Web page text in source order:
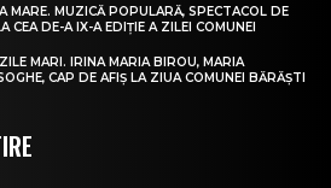
MARE. MUZICĂ POPULARĂ, SPECTACOL DE
CEA DE-A IX-A EDIȚIE A ZILEI COMUNEI
MARI. IRINA MARIA BIROU, MARIA
CAP DE AFIȘ LA ZIUA COMUNEI BĂRĂȘTI